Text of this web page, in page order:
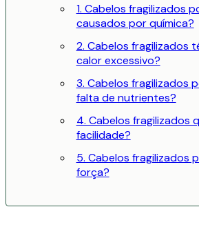
1. Cabelos fragilizados
causados por química?
2. Cabelos fragilizados
calor excessivo?
3. Cabelos fragilizados
falta de nutrientes?
4. Cabelos fragilizados
facilidade?
5. Cabelos fragilizados
força?